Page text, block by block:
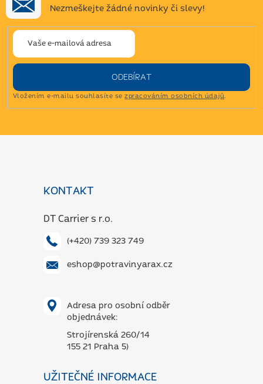
Nezmeškejte žádné novinky či slevy!
ODEBÍRAT
Vložením e-mailu souhlasíte sezpracováním osobních údajů.
KONTAKT
DT Carrier s r.o.
(+420) 739 323 749
eshop@potravinyarax.cz
Adresa pro osobní odběr
objednávek:
Strojírenská 260/14
155 21 Praha 5)
UŽITEČNÉ INFORMACE